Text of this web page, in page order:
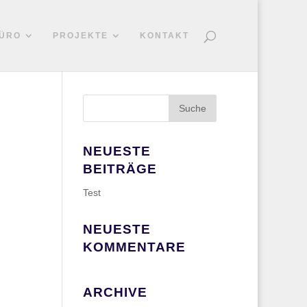
PROJEKTE KONTAKT
NEUESTE
BEITRÄGE
Test
NEUESTE
KOMMENTARE
ARCHIVE